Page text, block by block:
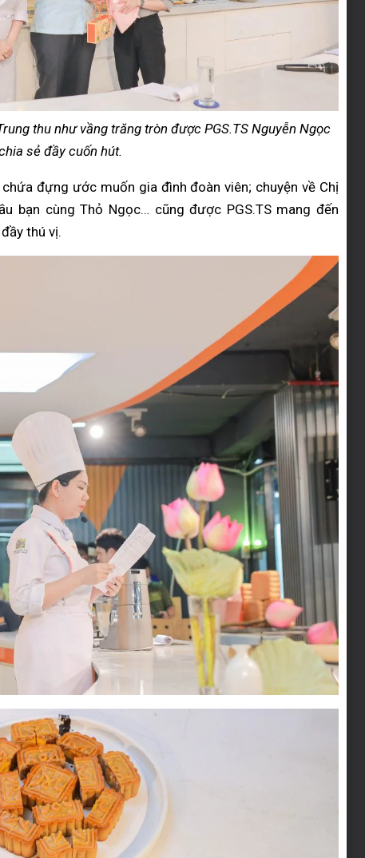
thu như vầng trăng tròn được PGS.TS Nguyễn Ngọc
sẻ đầy cuốn hút.
đựng ước muốn gia đình đoàn viên; chuyện về Chị
bạn cùng Thỏ Ngọc… cũng được PGS.TS mang đến
thú vị.